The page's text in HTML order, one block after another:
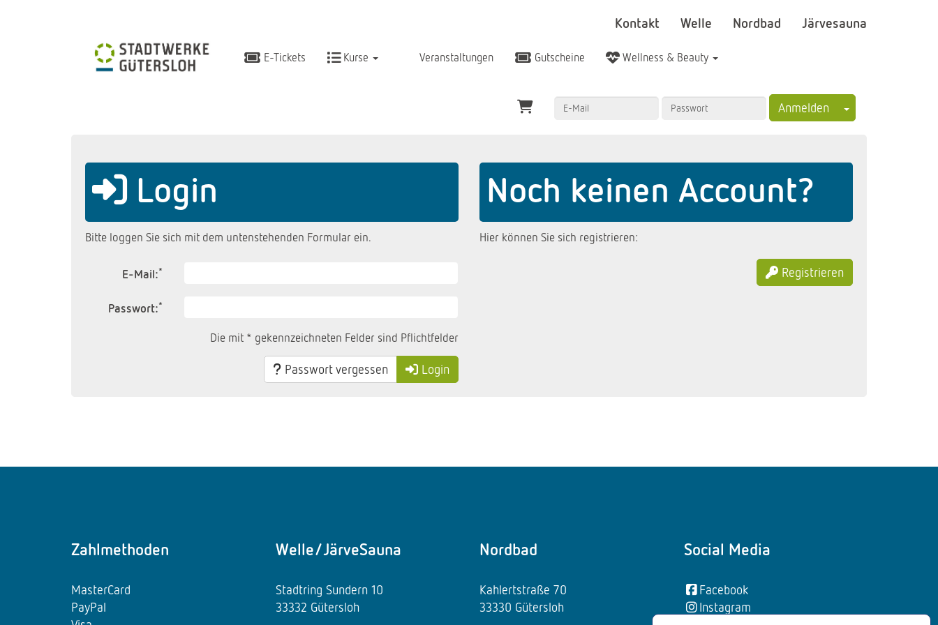
Kontakt Welle Nordbad Järvesauna
E-Tickets Kurse Veranstaltungen Gutscheine Wellness & Beauty
Anmelden Toggle Dropdown
Login
Bitte loggen Sie sich mit dem untenstehenden Formular ein.
E-Mail:*
Passwort:*
Die mit * gekennzeichneten Felder sind Pflichtfelder
Passwort vergessen Login
Noch keinen Account?
Hier können Sie sich registrieren:
Registrieren
Zahlmethoden
MasterCard
PayPal
Welle/JärveSauna
Stadtring Sundern 10
33332 Gütersloh
Nordbad
Kahlertstraße 70
33330 Gütersloh
Social Media
Facebook
Instagram